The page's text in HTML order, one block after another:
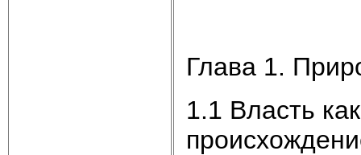
Глава 1.
1.1 Власть